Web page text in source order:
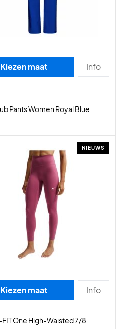
Kiezen maat Info
Pants Women Royal Blue
NIEUWS
Kiezen maat Info
One High-Waisted 7/8